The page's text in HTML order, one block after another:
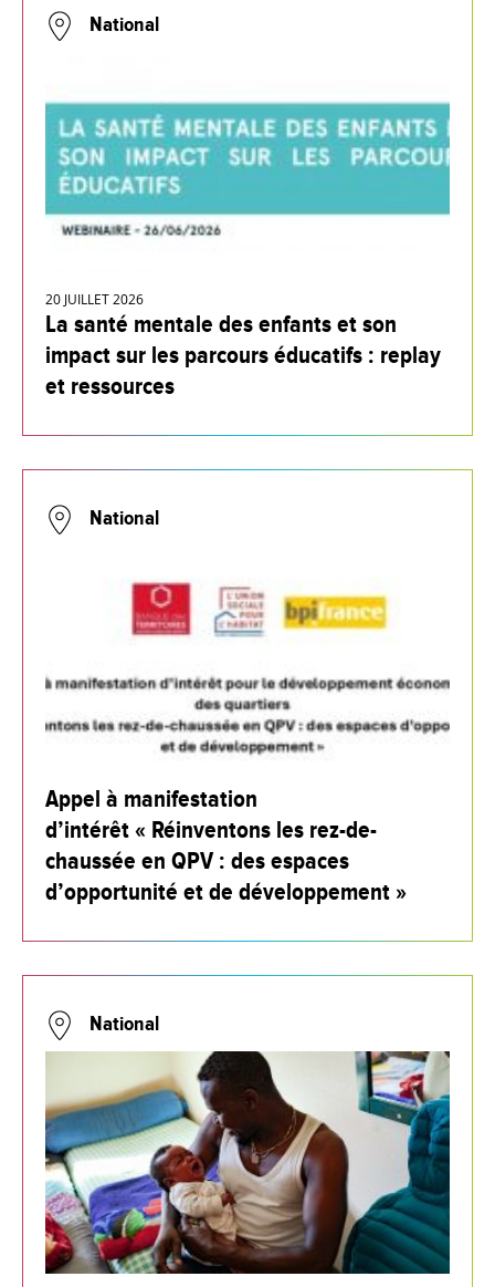
National
20 JUILLET 2026
La santé mentale des enfants et son
impact sur les parcours éducatifs : replay
et ressources
National
Appel à manifestation
d’intérêt « Réinventons les rez-de-
chaussée en QPV : des espaces
d’opportunité et de développement »
National